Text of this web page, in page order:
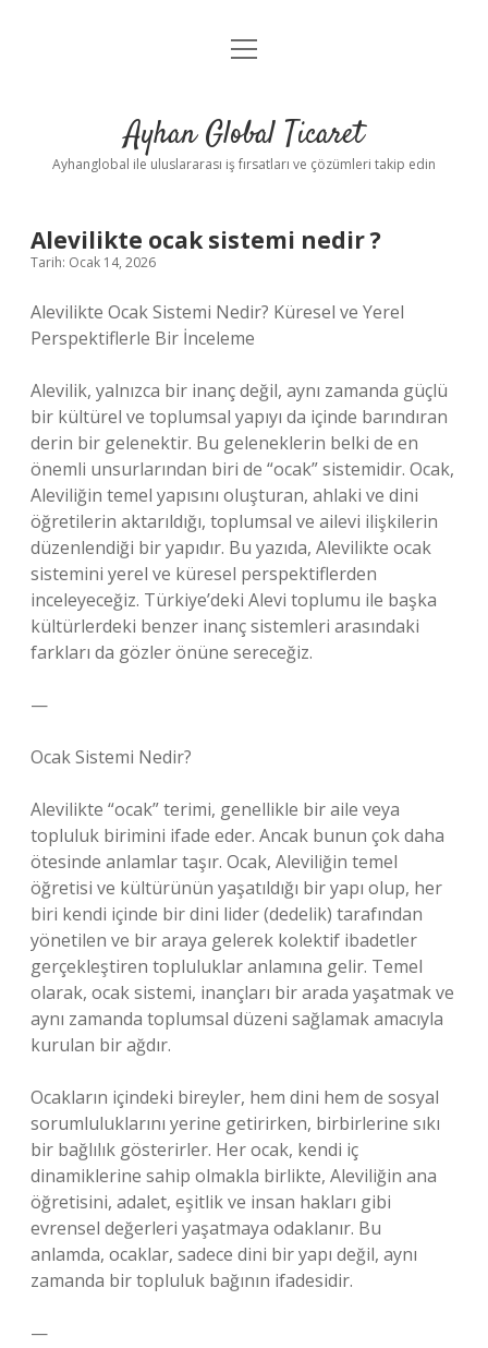
Anasayfa
Yasal Uyarı
menüyü
Ayhan Global Ticaret
Ayhanglobal ile uluslararası iş fırsatları ve çözümleri takip edin
Alevilikte ocak sistemi nedir ?
Tarih: Ocak 14, 2026
Alevilikte Ocak Sistemi Nedir? Küresel ve Yerel
Perspektiflerle Bir İnceleme
Alevilik, yalnızca bir inanç değil, aynı zamanda güçlü
bir kültürel ve toplumsal yapıyı da içinde barındıran
derin bir gelenektir. Bu geleneklerin belki de en
önemli unsurlarından biri de “ocak” sistemidir. Ocak,
Aleviliğin temel yapısını oluşturan, ahlaki ve dini
öğretilerin aktarıldığı, toplumsal ve ailevi ilişkilerin
düzenlendiği bir yapıdır. Bu yazıda, Alevilikte ocak
sistemini yerel ve küresel perspektiflerden
inceleyeceğiz. Türkiye’deki Alevi toplumu ile başka
kültürlerdeki benzer inanç sistemleri arasındaki
farkları da gözler önüne sereceğiz.
—
Ocak Sistemi Nedir?
Alevilikte “ocak” terimi, genellikle bir aile veya
topluluk birimini ifade eder. Ancak bunun çok daha
ötesinde anlamlar taşır. Ocak, Aleviliğin temel
öğretisi ve kültürünün yaşatıldığı bir yapı olup, her
biri kendi içinde bir dini lider (dedelik) tarafından
yönetilen ve bir araya gelerek kolektif ibadetler
gerçekleştiren topluluklar anlamına gelir. Temel
olarak, ocak sistemi, inançları bir arada yaşatmak ve
aynı zamanda toplumsal düzeni sağlamak amacıyla
kurulan bir ağdır.
Ocakların içindeki bireyler, hem dini hem de sosyal
sorumluluklarını yerine getirirken, birbirlerine sıkı
bir bağlılık gösterirler. Her ocak, kendi iç
dinamiklerine sahip olmakla birlikte, Aleviliğin ana
öğretisini, adalet, eşitlik ve insan hakları gibi
evrensel değerleri yaşatmaya odaklanır. Bu
anlamda, ocaklar, sadece dini bir yapı değil, aynı
zamanda bir topluluk bağının ifadesidir.
—